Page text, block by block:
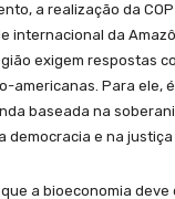
a realização da COP
internacional da
exigem respostas
americanas. Para ele,
baseada na
democracia e na
a bioeconomia